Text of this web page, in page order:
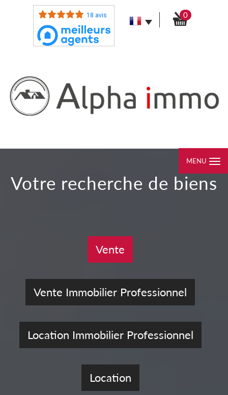
18 avis 0
MENU
votre recherche de biens
Vente
Vente Immobilier Professionnel
Location Immobilier Professionnel
Location